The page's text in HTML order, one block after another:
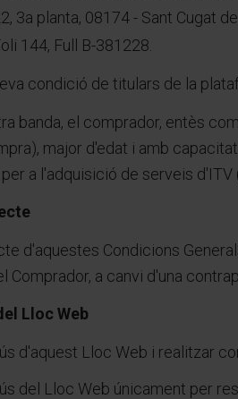
3a planta, 08174 - Sant Cugat
144, Full B-381228.
condició de titulars de la
banda, el comprador, entès
major d'edat i amb
a l'adquisició de serveis d'ITV
d'aquestes Condicions
Comprador, a canvi d'una
Lloc Web
d'aquest Lloc Web i realitzar
del Lloc Web únicament per